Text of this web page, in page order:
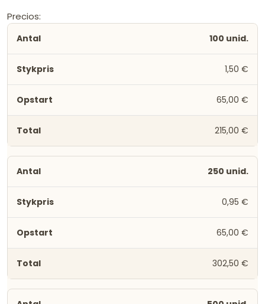
Precios:
100 unid.
1,50 €
65,00 €
215,00 €
250 unid.
0,95 €
65,00 €
302,50 €